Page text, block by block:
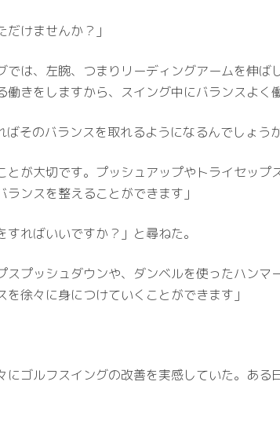
けませんか？」
は、左腕、つまりリーディングアームを伸ば
きをしますから、スイング中にバランスよく
そのバランスを取れるようになるんでしょうか
が大切です。プッシュアップやトライセップ
ンスを整えることができます」
ればいいですか？」と尋ねた。
プッシュダウンや、ダンベルを使ったハンマ
徐々に身につけていくことができます」
ゴルフスイングの改善を実感していた。ある